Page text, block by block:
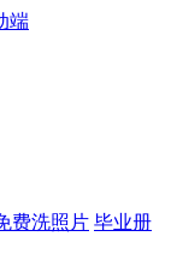
端
费洗照片 毕业册